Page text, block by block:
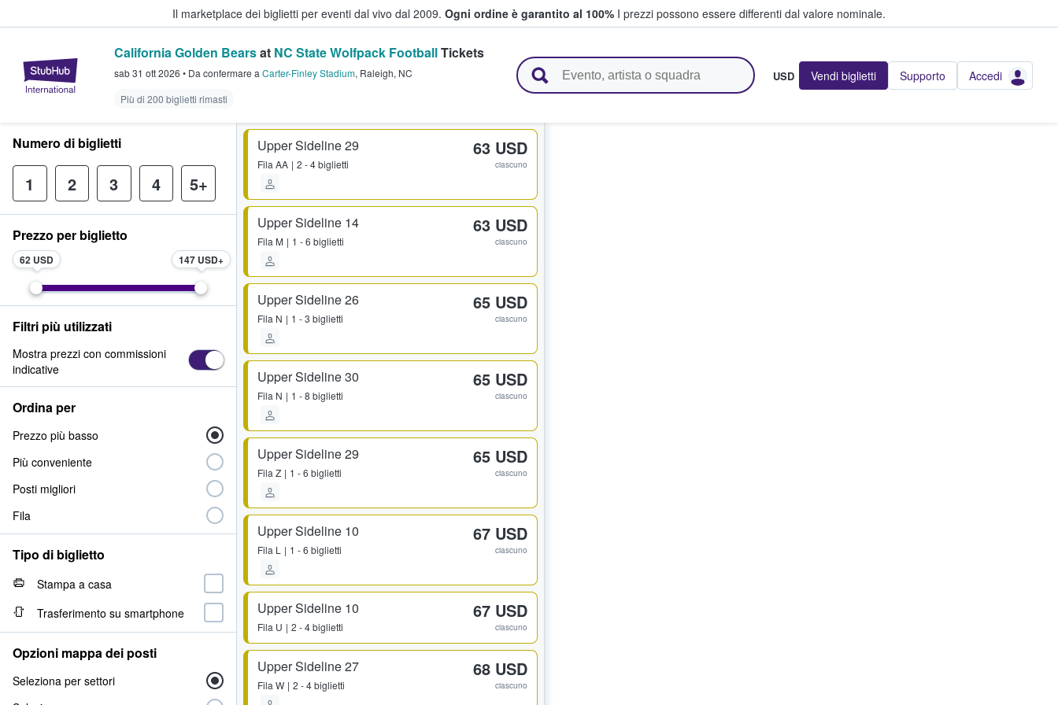
Il marketplace dei biglietti per eventi dal vivo dal 2009. Ogni ordine è garantito al 100% I prezzi possono essere differenti dal valore nominale.
StubHub - Dove i fan comprano e vendono biglietti
California Golden Bearsat NC State Wolfpack FootballTickets
sab 31 ott 2026 • Da confermare a Carter-Finley Stadium, Raleigh, NC
Più di 200 biglietti rimasti
USD Vendi biglietti Supporto Accedi
Upper Sideline 29
Fila AA 2 - 4 biglietti
63 USD
ciascuno
Upper Sideline 14
Fila M 1 - 6 biglietti
63 USD
ciascuno
Upper Sideline 26
Fila N 1 - 3 biglietti
65 USD
ciascuno
Upper Sideline 30
Fila N 1 - 8 biglietti
65 USD
ciascuno
Upper Sideline 29
Fila Z 1 - 6 biglietti
65 USD
ciascuno
Upper Sideline 10
Fila L 1 - 6 biglietti
67 USD
ciascuno
Upper Sideline 10
Fila U 2 - 4 biglietti
67 USD
ciascuno
Upper Sideline 27
Fila W 2 - 4 biglietti
68 USD
ciascuno
Numero di biglietti
1 2 3 4 5+
Prezzo per biglietto
62 USD 147 USD
Filtri più utilizzati
Mostra prezzi con commissioni
indicative
Ordina per
Prezzo più basso
Più conveniente
Posti migliori
Fila
Tipo di biglietto
Stampa a casa
Trasferimento su smartphone
Opzioni mappa dei posti
Seleziona per settori